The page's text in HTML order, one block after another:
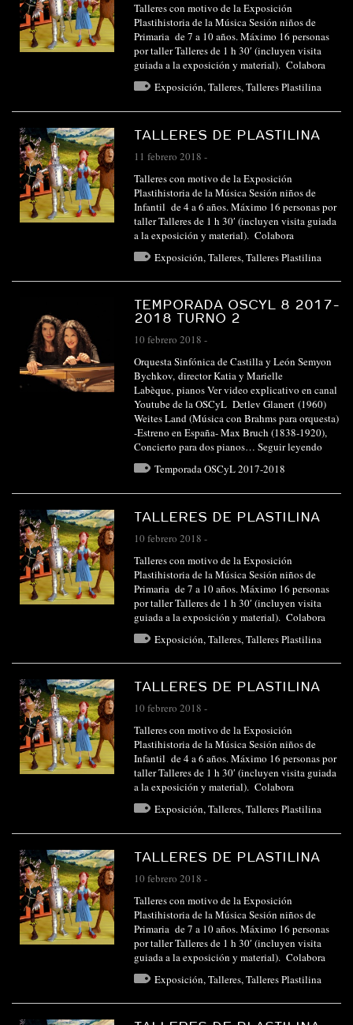
Talleres con motivo de la Exposición
Plastihistoria de la Música Sesión niños de
Primaria de 7 a 10 años. Máximo 16 personas
por taller Talleres de 1 h 30′ (incluyen visita
guiada a la exposición y material). Colabora
Exposición,Talleres,Talleres Plastilina
TALLERES DE PLASTILINA
11 febrero 2018 -
Talleres con motivo de la Exposición
Plastihistoria de la Música Sesión niños de
Infantil de 4 a 6 años. Máximo 16 personas por
taller Talleres de 1 h 30′ (incluyen visita guiada
a la exposición y material). Colabora
Exposición, Talleres, Talleres Plastilina
TEMPORADA OSCYL 8 2017-
2018 TURNO 2
10 febrero 2018 -
Orquesta Sinfónica de Castilla y León Semyon
Bychkov, director Katia y Marielle
Labèque, pianos Ver video explicativo en canal
Youtube de la OSCyL Detlev Glanert (1960)
Weites Land (Música con Brahms para orquesta)
-Estreno en España- Max Bruch (1838-1920),
Concierto para dos pianos… Seguir leyendo
Temporada OSCyL 2017-2018
TALLERES DE PLASTILINA
10 febrero 2018 -
Talleres con motivo de la Exposición
Plastihistoria de la Música Sesión niños de
Primaria de 7 a 10 años. Máximo 16 personas
por taller Talleres de 1 h 30′ (incluyen visita
guiada a la exposición y material). Colabora
Exposición, Talleres, Talleres Plastilina
TALLERES DE PLASTILINA
10 febrero 2018 -
Talleres con motivo de la Exposición
Plastihistoria de la Música Sesión niños de
Infantil de 4 a 6 años. Máximo 16 personas por
taller Talleres de 1 h 30′ (incluyen visita guiada
a la exposición y material). Colabora
Exposición,Talleres,Talleres Plastilina
TALLERES DE PLASTILINA
10 febrero 2018 -
Talleres con motivo de la Exposición
Plastihistoria de la Música Sesión niños de
Primaria de 7 a 10 años. Máximo 16 personas
por taller Talleres de 1 h 30′ (incluyen visita
guiada a la exposición y material). Colabora
Exposición, Talleres, Talleres Plastilina